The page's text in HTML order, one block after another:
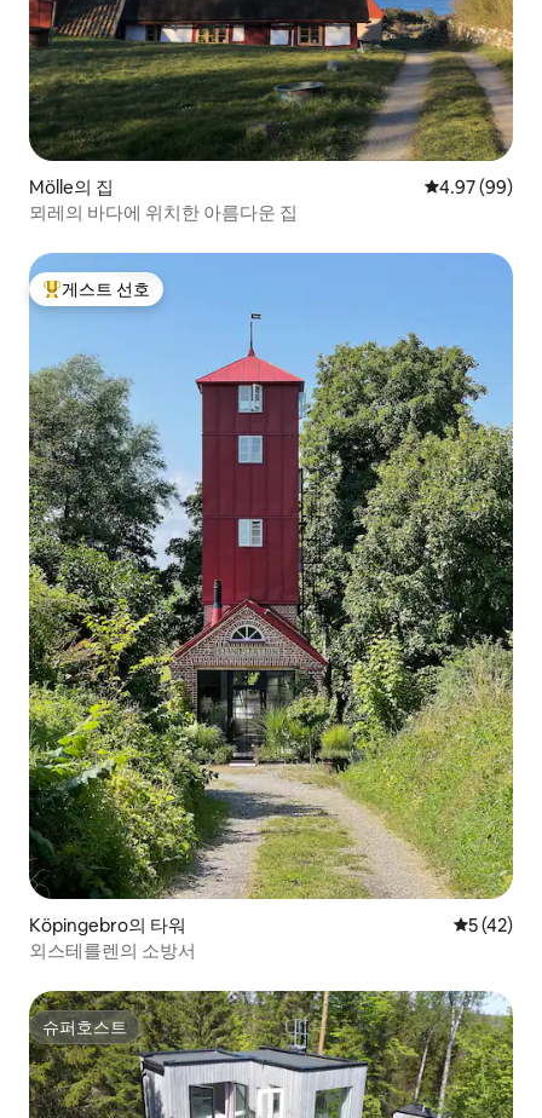
Mölle의 집 평점 4.97점(5
4.97 (99)
뫼레의 바다에 위치한 아름다운 집
상위 게스트 선호
게스트 선호
Köpingebro의 타워 평점 5점
5 (42)
외스테를렌의 소방서
슈퍼호스트
슈퍼호스트